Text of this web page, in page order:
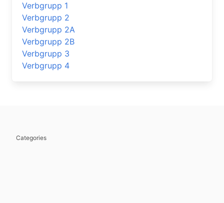
Verbgrupp 1
Verbgrupp 2
Verbgrupp 2A
Verbgrupp 2B
Verbgrupp 3
Verbgrupp 4
Categories